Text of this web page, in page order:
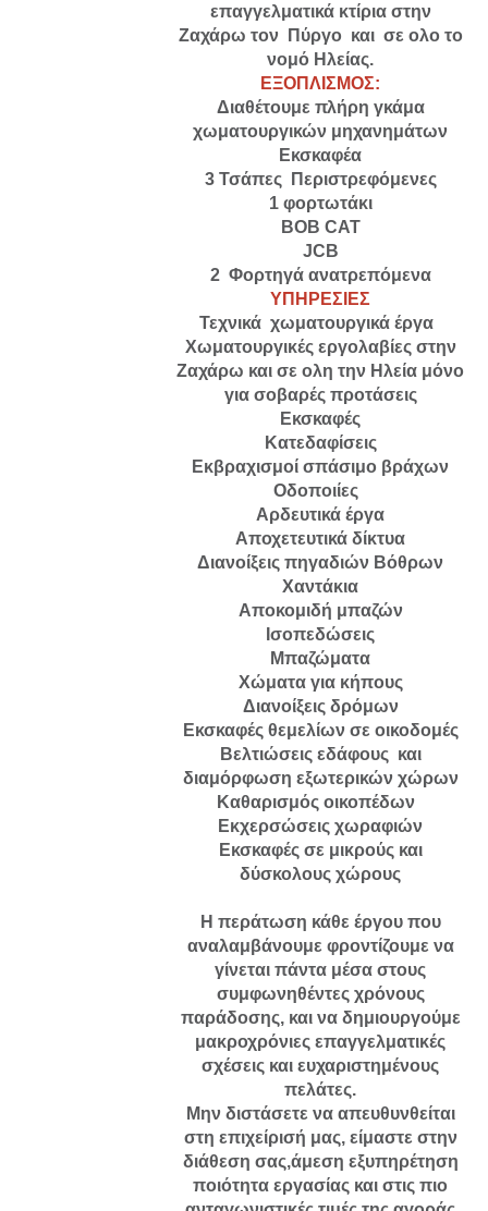
επαγγελματικά κτίρια στην
Ζαχάρω τον Πύργο και σε ολο το
νομό Ηλείας.
ΕΞΟΠΛΙΣΜΟΣ:
Διαθέτουμε πλήρη γκάμα
χωματουργικών μηχανημάτων
Εκσκαφέα
3 Τσάπες Περιστρεφόμενες
1 φορτωτάκι
BOB CAT
JCB
2 Φορτηγά ανατρεπόμενα
ΥΠΗΡΕΣΙΕΣ
Τεχνικά χωματουργικά έργα
Χωματουργικές εργολαβίες στην
Ζαχάρω και σε ολη την Ηλεία μόνο
για σοβαρές προτάσεις
Εκσκαφές
Κατεδαφίσεις
Εκβραχισμοί σπάσιμο βράχων
Οδοποιίες
Αρδευτικά έργα
Αποχετευτικά δίκτυα
Διανοίξεις πηγαδιών Βόθρων
Χαντάκια
Αποκομιδή μπαζών
Ισοπεδώσεις
Μπαζώματα
Χώματα για κήπους
Διανοίξεις δρόμων
Εκσκαφές θεμελίων σε οικοδομές
Βελτιώσεις εδάφους και
διαμόρφωση εξωτερικών χώρων
Καθαρισμός οικοπέδων
Εκχερσώσεις χωραφιών
Εκσκαφές σε μικρούς και
δύσκολους χώρους
Η περάτωση κάθε έργου που
αναλαμβάνουμε φροντίζουμε να
γίνεται πάντα μέσα στους
συμφωνηθέντες χρόνους
παράδοσης, και να δημιουργούμε
μακροχρόνιες επαγγελματικές
σχέσεις και ευχαριστημένους
πελάτες.
Μην διστάσετε να απευθυνθείται
στη επιχείρισή μας, είμαστε στην
διάθεση σας,άμεση εξυπηρέτηση
ποιότητα εργασίας και στις πιο